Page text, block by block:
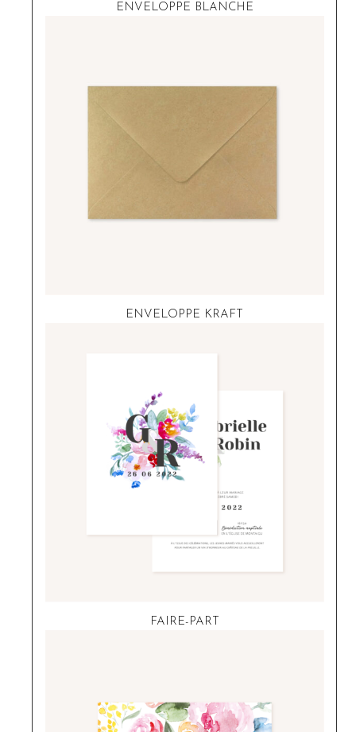
ENVELOPPE BLANCHE
ENVELOPPE KRAFT
FAIRE-PART